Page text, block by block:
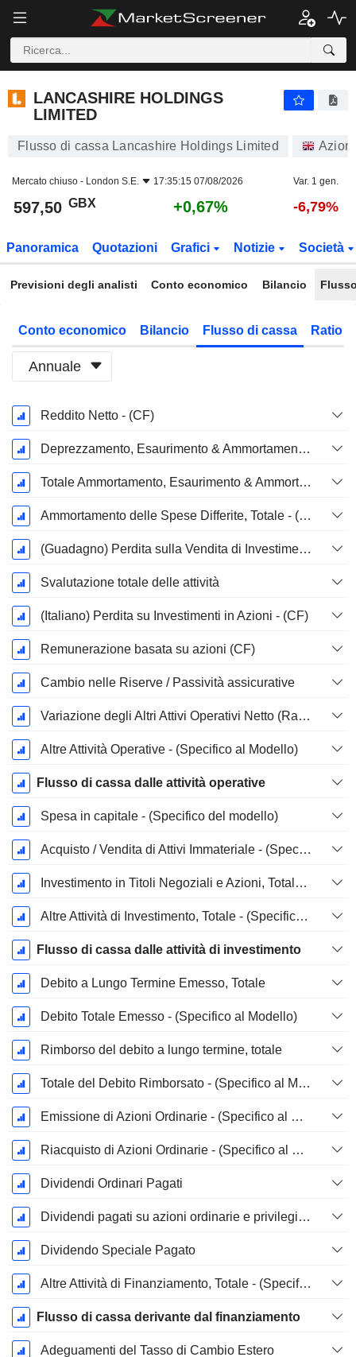
LANCASHIRE HOLDINGS
LIMITED
Flusso di cassa Lancashire Holdings Limited Azioni
Mercato chiuso - London S.E. 17:35:15 07/08/2026 Var. 1 gen.
597,50 GBX +0,67% -6,79%
Panoramica Quotazioni Grafici Notizie Società
Previsioni degli analisti Conto economico Bilancio
Conto economico Bilancio Flusso di cassa Ratio
Annuale
Periodo
Fiscale:
Dicembre
Reddito Netto - (CF)
Deprezzamento, Esaurimento & Ammortamento - (Specifico del Modello)
Totale Ammortamento, Esaurimento & Ammortamento - (Specifico al Modello)
Ammortamento delle Spese Differite, Totale - (Specifico del Modello)
(Guadagno) Perdita sulla Vendita di Investimenti - (CF)
Svalutazione totale delle attività
(Italiano) Perdita su Investimenti in Azioni - (CF)
Remunerazione basata su azioni (CF)
Cambio nelle Riserve / Passività assicurative
Variazione degli Altri Attivi Operativi Netto (Raccolti)
Altre Attività Operative - (Specifico al Modello)
Flusso di cassa dalle attività operative
Spesa in capitale - (Specifico del modello)
Acquisto / Vendita di Attivi Immateriale - (Specifico al Modello)
Investimento in Titoli Negoziali e Azioni, Totale - (Specifico al Modello)
Altre Attività di Investimento, Totale - (Specifico al Modello)
Flusso di cassa dalle attività di investimento
Debito a Lungo Termine Emesso, Totale
Debito Totale Emesso - (Specifico al Modello)
Rimborso del debito a lungo termine, totale
Totale del Debito Rimborsato - (Specifico al Modello)
Emissione di Azioni Ordinarie - (Specifico al Modello)
Riacquisto di Azioni Ordinarie - (Specifico al Modello)
Dividendi Ordinari Pagati
Dividendi pagati su azioni ordinarie e privilegiate
Dividendo Speciale Pagato
Altre Attività di Finanziamento, Totale - (Specifico al Modello)
Flusso di cassa derivante dal finanziamento
Adeguamenti del Tasso di Cambio Estero